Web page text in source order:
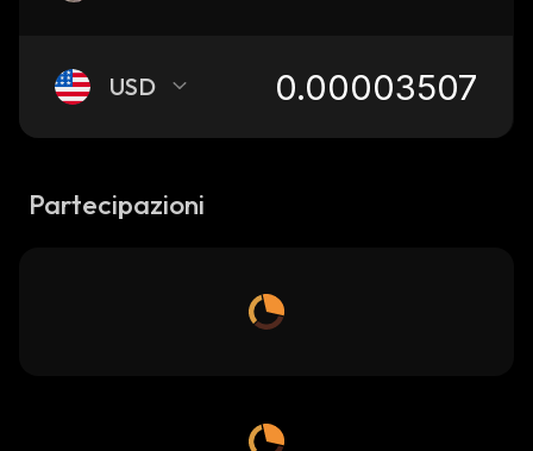
USD
Partecipazioni